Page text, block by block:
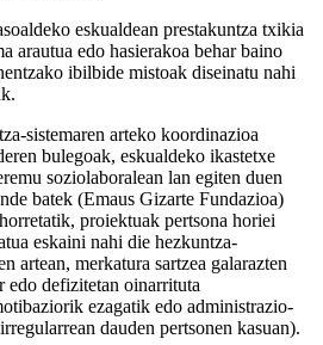
eskualdean prestakuntza txikia
arautua edo hasierakoa behar baino
ibilbide mistoak diseinatu nahi
sistemaren arteko koordinazioa
bulegoak, eskualdeko ikastetxe
soziolaboralean lan egiten duen
batek (Emaus Gizarte Fundazioa)
proiektuak pertsona horiei
eskaini nahi die hezkuntza-
artean, merkatura sartzea galarazten
edo defizitetan oinarrituta
ezagatik edo administrazio-
dauden pertsonen kasuan).